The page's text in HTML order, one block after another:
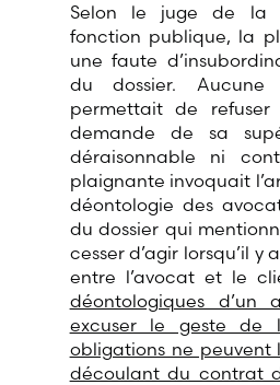
Selon le juge de la
fonction publique, la
une faute
du dossier.
permettait de refuser
demande de sa
déraisonnable ni
plaignante invoquait
déontologie des
du dossier qui
cesser d’agir lorsqu’il
entre l’avocat et le
déontologiques d’un
excuser le geste de
obligations ne peuvent
découlant du contrat